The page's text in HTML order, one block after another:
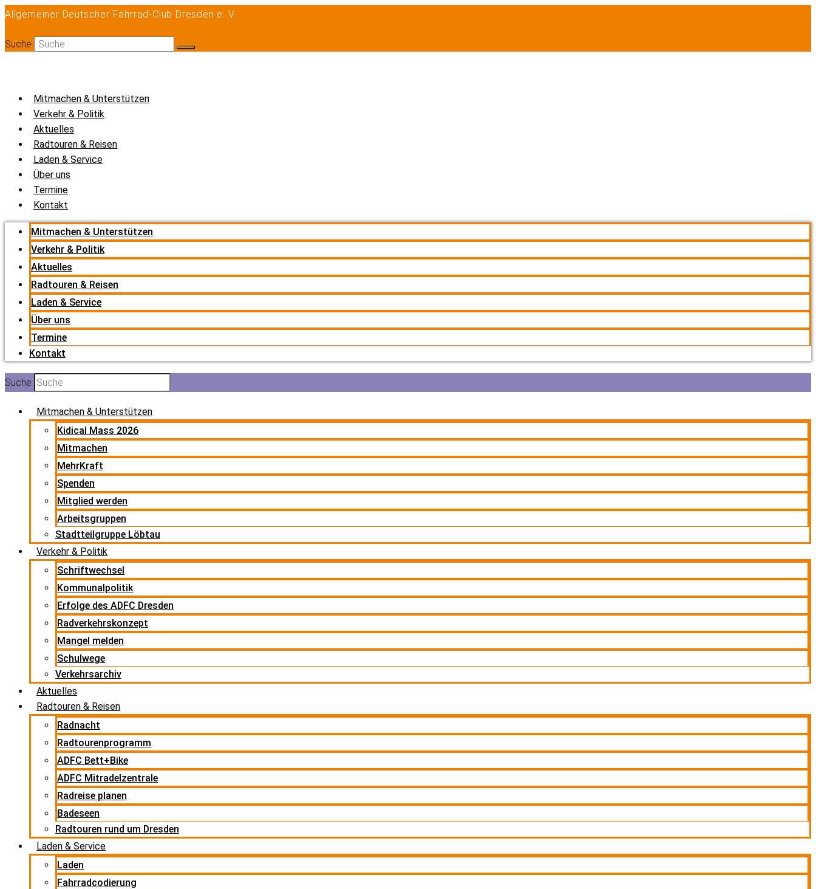
Zum
springen
Allgemeiner Deutscher Fahrrad-Club Dresden e. V.
Suche
Mitmachen & Unterstützen
Verkehr & Politik
Aktuelles
Radtouren & Reisen
Laden & Service
Über uns
Termine
Kontakt
Mitmachen & Unterstützen
Verkehr & Politik
Aktuelles
Radtouren & Reisen
Laden & Service
Über uns
Termine
Kontakt
Suche
Mitmachen & Unterstützen
Kidical Mass 2026
Mitmachen
MehrKraft
Spenden
Mitglied werden
Arbeitsgruppen
Stadtteilgruppe Löbtau
Verkehr & Politik
Schriftwechsel
Kommunalpolitik
Erfolge des ADFC Dresden
Radverkehrskonzept
Mangel melden
Schulwege
Verkehrsarchiv
Aktuelles
Radtouren & Reisen
Radnacht
Radtourenprogramm
ADFC Bett+Bike
ADFC Mitradelzentrale
Radreise planen
Badeseen
Radtouren rund um Dresden
Laden & Service
Laden
Fahrradcodierung